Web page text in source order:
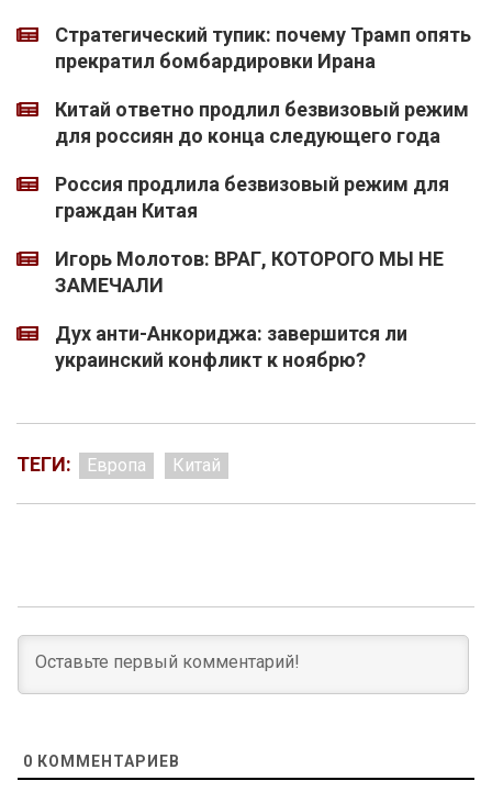
Стратегический тупик: почему Трамп опять
прекратил бомбардировки Ирана
Китай ответно продлил безвизовый режим
для россиян до конца следующего года
Россия продлила безвизовый режим для
граждан Китая
Игорь Молотов: ВРАГ, КОТОРОГО МЫ НЕ
ЗАМЕЧАЛИ
Дух анти-Анкориджа: завершится ли
украинский конфликт к ноябрю?
ТЕГИ: Европа Китай
0 КОММЕНТАРИЕВ